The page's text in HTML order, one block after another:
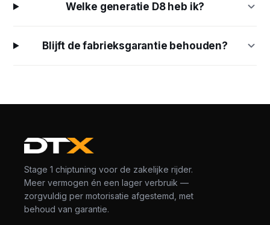
Welke generatie D8 heb ik?
Blijft de fabrieksgarantie behouden?
Stage 1 chiptuning voor de zakelijke rijder.
Meer vermogen én een lager verbruik —
zorgvuldig per motorisatie afgestemd, met
behoud van garantie.